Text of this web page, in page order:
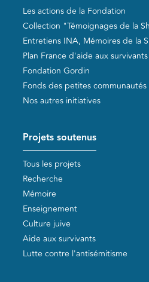
Les actions de la Fondation
Collection "Témoignages de la
Entretiens INA, Mémoires de la
Plan France d'aide aux
Fondation Gordin
Fonds des petites communautés
Nos autres initiatives
Projets soutenus
Tous les projets
Recherche
Mémoire
Enseignement
Culture juive
Aide aux survivants
Lutte contre l'antisémitisme